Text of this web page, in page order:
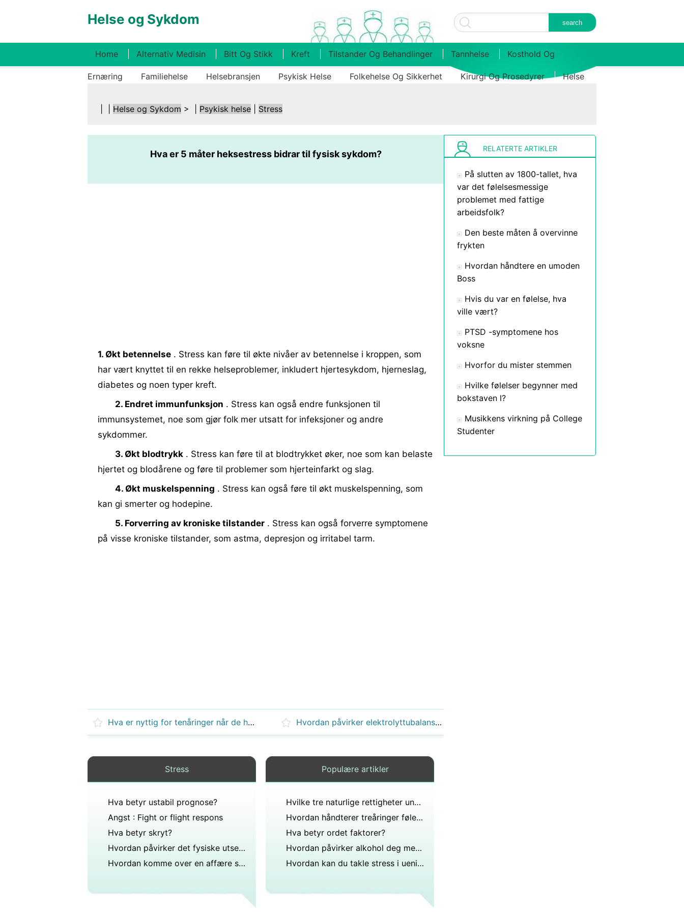
Helse og Sykdom
Home Alternativ Medisin Bitt Og Stikk Kreft Tilstander Og Behandlinger Tannhelse Kosthold Og
Ernæring Familiehelse Helsebransjen Psykisk Helse Folkehelse Og Sikkerhet Kirurgi Og Prosedyrer Helse
Helse og Sykdom > | Psykisk helse Stress
Hva er 5 måter heksestress bidrar til fysisk sykdom?
1. Økt betennelse . Stress kan føre til økte nivåer av betennelse i kroppen, som
har vært knyttet til en rekke helseproblemer, inkludert hjertesykdom, hjerneslag,
diabetes og noen typer kreft.
2. Endret immunfunksjon . Stress kan også endre funksjonen til
immunsystemet, noe som gjør folk mer utsatt for infeksjoner og andre
sykdommer.
3. Økt blodtrykk . Stress kan føre til at blodtrykket øker, noe som kan belaste
hjertet og blodårene og føre til problemer som hjerteinfarkt og slag.
4. Økt muskelspenning . Stress kan også føre til økt muskelspenning, som
kan gi smerter og hodepine.
5. Forverring av kroniske tilstander . Stress kan også forverre symptomene
på visse kroniske tilstander, som astma, depresjon og irritabel tarm.
Hva er nyttig for tenåringer når de håndterer stress? Hvordan påvirker elektrolyttubalanse følelser?
Stress
Hva betyr ustabil prognose?
Angst : Fight or flight respons
Hva betyr skryt?
Hvordan påvirker det fysiske utseendet din mentale helse?
Hvordan komme over en affære som var perfekt til en partner mistet lysten - er forvirret med stress på jobb og hjemme. Stress er ikke relatert til oss. vi elsker våre ektefeller også var glad i affære.?
Populære artikler
Hvilke tre naturlige rettigheter understreket John Locke-filosofen?
Hvordan håndterer treåringer følelsene sine?
Hva betyr ordet faktorer?
Hvordan påvirker alkohol deg mentalt?
Hvordan kan du takle stress i uenigheter?
RELATERTE ARTIKLER
På slutten av 1800-tallet, hva
var det følelsesmessige
problemet med fattige
arbeidsfolk?
Den beste måten å overvinne
frykten
Hvordan håndtere en umoden
Boss
Hvis du var en følelse, hva
ville vært?
PTSD -symptomene hos
voksne
Hvorfor du mister stemmen
Hvilke følelser begynner med
bokstaven l?
Musikkens virkning på College
Studenter